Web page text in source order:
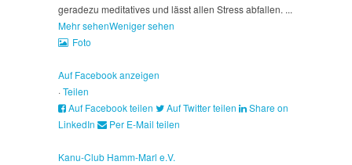
geradezu meditatives und lässt allen Stress abfallen. ...
Mehr sehenWeniger sehen
Foto
Auf Facebook anzeigen
·Teilen
Auf Facebook teilen
Auf Twitter teilen
Share on
LinkedIn
Per E-Mail teilen
Kanu-Club Hamm-Marl e.V.